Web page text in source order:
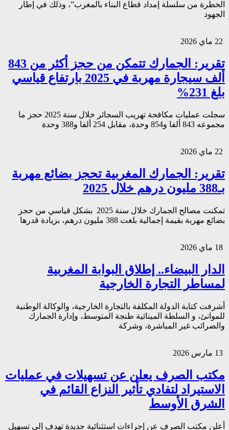
الخطرة من سلسلة إمداد قطاع البناء بالمغرب”، وذلك في إطار
الجهود
تقرير: الجمارك تتمكن من حجز أكثر من 843
ألف سيجارة مهربة في 2025 بارتفاع قياسي
بلغ 231%
سجلت عمليات مكافحة تهريب السجائر خلال سنة 2025 حجز ما
مجموعه 843 ألفا و854 وحدة، مقابل 254 ألفا و388 وحدة
تقرير: الجمارك المغربية تحجز بضائع مهربة
بـ388 مليون درهم خلال 2025
تمكنت مصالح الجمارك خلال سنة 2025 بشكل قياسي من حجز
بضائع مهربة بقيمة إجمالية بلغت 388 مليون درهم، بزيادة قدرها
الدار البيضاء.. إطلاق البوابة المغربية
لمساطر التجارة الخارجية
أشرفت كتابة الدولة المكلفة بالتجارة الخارجية، والوكالة الوطنية
للموانئ، و السلطة المينائية طنجة المتوسط، وإدارة الجمارك
والضرائب غير المباشرة، وشركة
مكتب الصرف يعلن عن تسهيلات في عمليات
الاستيراد لتفادي تأثير النزاع القائم في
الشرق الأوسط
أعلن مكتب الصرف عن إجراءات استثنائية جديدة تهدف إلى تسهيل